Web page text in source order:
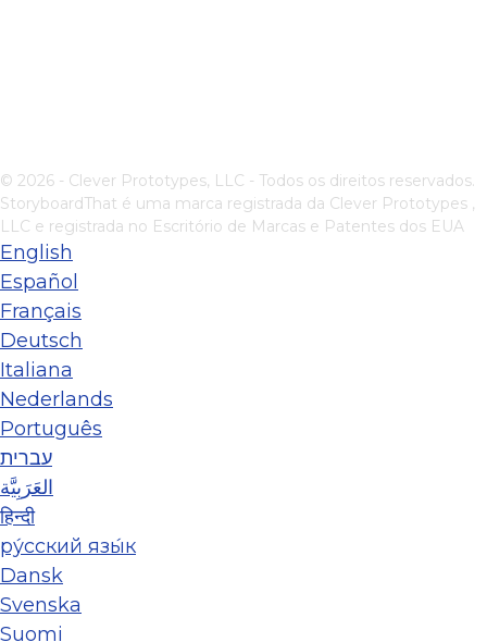
© 2026 - Clever Prototypes, LLC - Todos os direitos reservados.
StoryboardThat é uma marca registrada da Clever Prototypes ,
LLC e registrada no Escritório de Marcas e Patentes dos EUA
English
Español
Français
Deutsch
Italiana
Nederlands
Português
עברית
العَرَبِيَّة
हिन्दी
ру́сский язы́к
Dansk
Svenska
Suomi